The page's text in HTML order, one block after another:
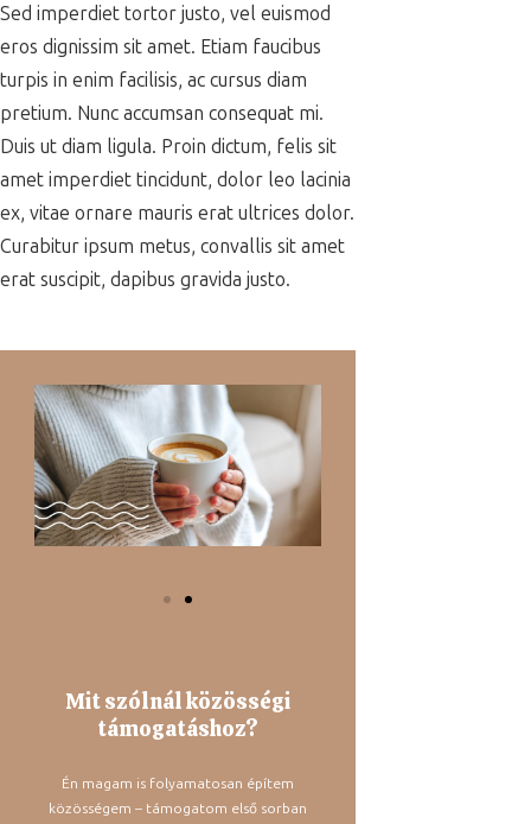
Sed imperdiet tortor justo, vel euismod
eros dignissim sit amet. Etiam faucibus
turpis in enim facilisis, ac cursus diam
pretium. Nunc accumsan consequat mi.
Duis ut diam ligula. Proin dictum, felis sit
amet imperdiet tincidunt, dolor leo lacinia
ex, vitae ornare mauris erat ultrices dolor.
Curabitur ipsum metus, convallis sit amet
erat suscipit, dapibus gravida justo.
Mit szólnál közösségi
támogatáshoz?
Én magam is folyamatosan építem
közösségem – támogatom első sorban